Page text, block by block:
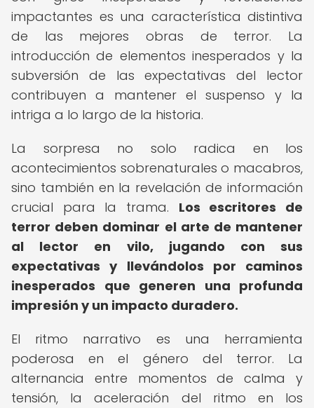
impactantes es una característica distintiva
de las mejores obras de terror. La
introducción de elementos inesperados y la
subversión de las expectativas del lector
contribuyen a mantener el suspenso y la
intriga a lo largo de la historia.
La sorpresa no solo radica en los
acontecimientos sobrenaturales o macabros,
sino también en la revelación de información
crucial para la trama. Los escritores de
terror deben dominar el arte de mantener
al lector en vilo, jugando con sus
expectativas y llevándolos por caminos
inesperados que generen una profunda
impresión y un impacto duradero.
El ritmo narrativo es una herramienta
poderosa en el género del terror. La
alternancia entre momentos de calma y
tensión, la aceleración del ritmo en los